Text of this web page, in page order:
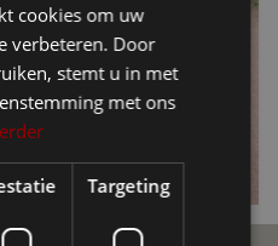
cookies om uw
verbeteren. Door
stemt u in met
met ons
Targeting